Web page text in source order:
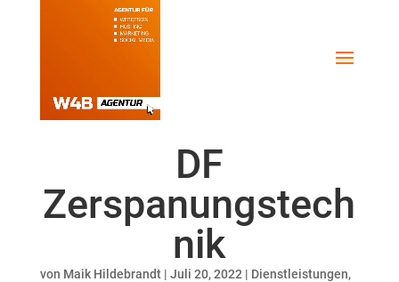
DF
Zerspanungstech
nik
von Maik Hildebrandt| Juli 20, 2022 | Dienstleistungen,